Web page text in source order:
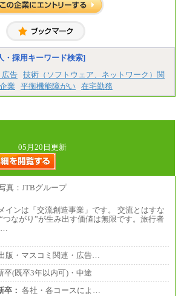
・採用キーワード検索]
広告 技術（ソフトウェア、ネットワーク）関
業 平衡機能障がい 在宅勤務
05月20日更新
インは「交流創造事業」です。 交流とはすな
つながり”が生み出す価値は無限です。旅行者
…
版・マスコミ関連・広告…
卒(既卒3年以内可)・中途
卒： 各社・各コースによ…